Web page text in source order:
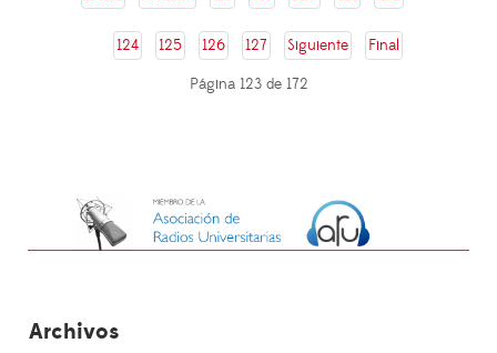
124 125 126 127 Siguiente
Final
Página 123 de 172
Archivos